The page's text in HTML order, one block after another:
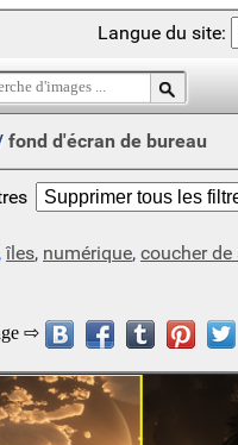
Langue du site:
fond d'écran de bureau
, îles, numérique, coucher de